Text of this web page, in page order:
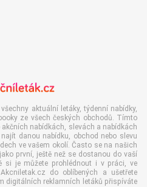
aktuální letáky, týdenní nabídky,
ze všech českých obchodů. Tímto
nabídkách, slevách a nabídkách
danou nabídku, obchod nebo slevu
ve vašem okolí. Často se na našich
první, ještě než se dostanou do vaší
si je můžete prohlédnout i v práci, ve
do oblíbených a ušetřete
digitálních reklamních letáků přispíváte